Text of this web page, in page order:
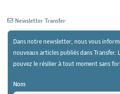
Newsletter
Newsletter Transfer
Dans notre newsletter, nous vous
nouveaux articles publiés dans
pouvez le résilier à tout moment sans
Nom